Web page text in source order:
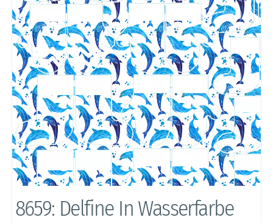
8659: Delfine In Wasserfarbe